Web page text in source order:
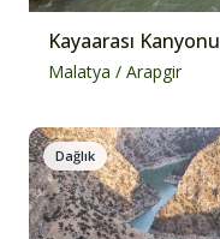
Kayaarası Kanyonu
Malatya / Arapgir
Dağlık